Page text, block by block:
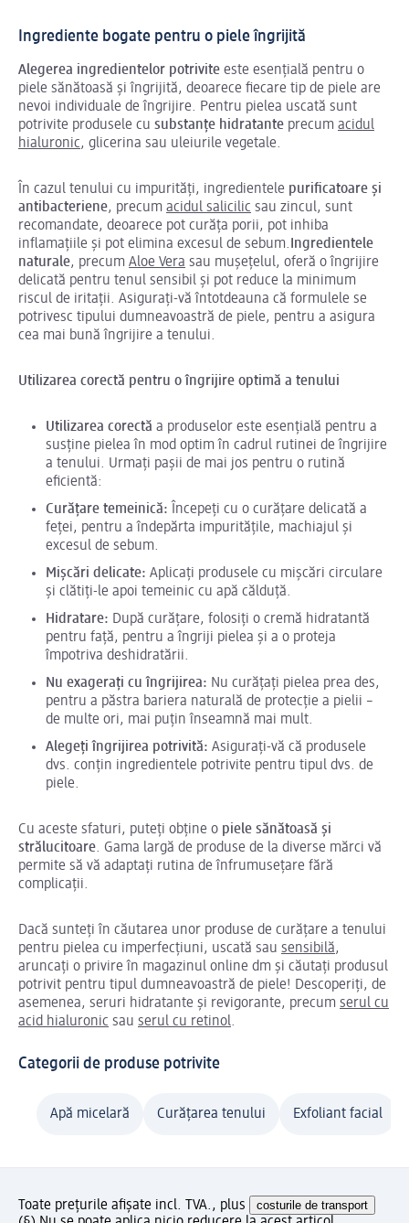
Ingrediente bogate pentru o piele îngrijită
Alegerea ingredientelor potrivite este esențială pentru o
piele sănătoasă și îngrijită, deoarece fiecare tip de piele are
nevoi individuale de îngrijire. Pentru pielea uscată sunt
potrivite produsele cu substanțe hidratante precum acidul
hialuronic, glicerina sau uleiurile vegetale.
În cazul tenului cu impurități, ingredientele purificatoare și
antibacteriene, precum acidul salicilic sau zincul, sunt
recomandate, deoarece pot curăța porii, pot inhiba
inflamațiile și pot elimina excesul de sebum. Ingredientele
naturale, precum Aloe Vera sau mușețelul, oferă o îngrijire
delicată pentru tenul sensibil și pot reduce la minimum
riscul de iritații. Asigurați-vă întotdeauna că formulele se
potrivesc tipului dumneavoastră de piele, pentru a asigura
cea mai bună îngrijire a tenului.
Utilizarea corectă pentru o îngrijire optimă a tenului
Utilizarea corectă a produselor este esențială pentru a
susține pielea în mod optim în cadrul rutinei de îngrijire
a tenului. Urmați pașii de mai jos pentru o rutină
eficientă:
Curățare temeinică: Începeți cu o curățare delicată a
feței, pentru a îndepărta impuritățile, machiajul și
excesul de sebum.
Mișcări delicate: Aplicați produsele cu mișcări circulare
și clătiți-le apoi temeinic cu apă călduță.
Hidratare: După curățare, folosiți o cremă hidratantă
pentru față, pentru a îngriji pielea și a o proteja
împotriva deshidratării.
Nu exagerați cu îngrijirea: Nu curățați pielea prea des,
pentru a păstra bariera naturală de protecție a pielii –
de multe ori, mai puțin înseamnă mai mult.
Alegeți îngrijirea potrivită: Asigurați-vă că produsele
dvs. conțin ingredientele potrivite pentru tipul dvs. de
piele.
Cu aceste sfaturi, puteți obține o piele sănătoasă și
strălucitoare. Gama largă de produse de la diverse mărci vă
permite să vă adaptați rutina de înfrumusețare fără
complicații.
Dacă sunteți în căutarea unor produse de curățare a tenului
pentru pielea cu imperfecțiuni, uscată sau sensibilă,
aruncați o privire în magazinul online dm și căutați produsul
potrivit pentru tipul dumneavoastră de piele! Descoperiți, de
asemenea, seruri hidratante și revigorante, precum serul cu
acid hialuronic sau serul cu retinol.
Categorii de produse potrivite
Apă micelară Curățarea tenului Exfoliant facial
Toate prețurile afișate incl. TVA., plus costurile de transport